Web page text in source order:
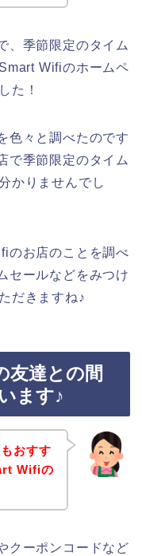
、季節限定のタイム
Wifiのホームペ
た！
色々と調べたのです
で季節限定のタイム
かりませんでし
のお店のことを調べ
セールなどをみつけ
だきますね♪
友達との間
ます♪
おすす
Wifiの
クーポンコードなど